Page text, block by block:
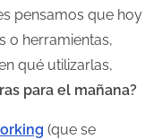
pensamos que hoy
o herramientas,
qué utilizarlas,
para el mañana?
(que se